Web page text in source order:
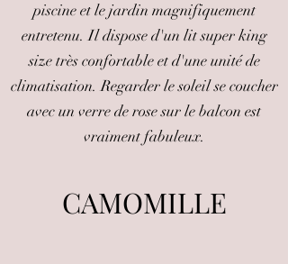
piscine et le jardin magnifiquement
entretenu. Il dispose d'un lit super king
size très confortable et d'une unité de
climatisation. Regarder le soleil se coucher
avec un verre de rose sur le balcon est
vraiment fabuleux.
CAMOMILLE